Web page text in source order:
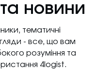
новини
тематичні
- все, що вам
розуміння та
4logist.